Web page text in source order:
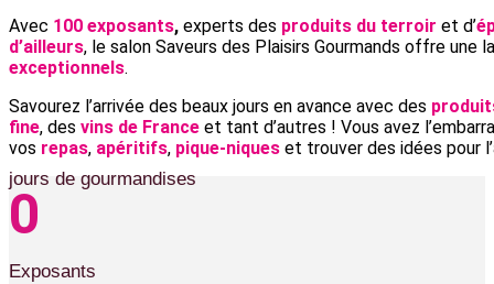
Avec 100 exposants, experts des produits du terroir et d’
d’ailleurs, le salon Saveurs des Plaisirs Gourmands offre une
exceptionnels.
Savourez l’arrivée des beaux jours en avance avec des
fine, des vins de France et tant d’autres ! Vous avez
vos repas, apéritifs, pique-niques et trouver des idées pour
jours de gourmandises
0
Exposants